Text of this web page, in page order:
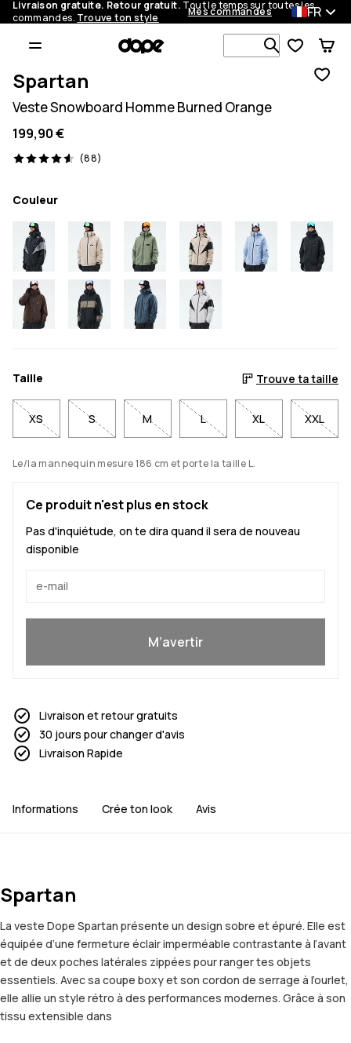
Livraison gratuite. Retour gratuit. Tout le temps sur toutes les
commandes. Trouve ton style Mes commandes FR
Recherche
Spartan
Veste Snowboard Homme Burned Orange
199,90 €
(88)
88 avis, 4.6/5
Couleur
Taille Trouve ta taille
XS S M L XL XXL
Le/la mannequin mesure 186 cm et porte la taille L.
Ce produit n'est plus en stock
Pas d'inquiétude, on te dira quand il sera de nouveau
disponible
M’avertir
Livraison et retour gratuits
30 jours pour changer d'avis
Livraison Rapide
Informations Crée ton look Avis
Spartan
La veste Dope Spartan présente un design sobre et épuré. Elle est
équipée d’une fermeture éclair imperméable contrastante à l’avant
et de deux poches latérales zippées pour ranger tes objets
essentiels. Avec sa coupe boxy et son cordon de serrage à l’ourlet,
elle allie un style rétro à des performances modernes. Grâce à son
tissu extensible dans